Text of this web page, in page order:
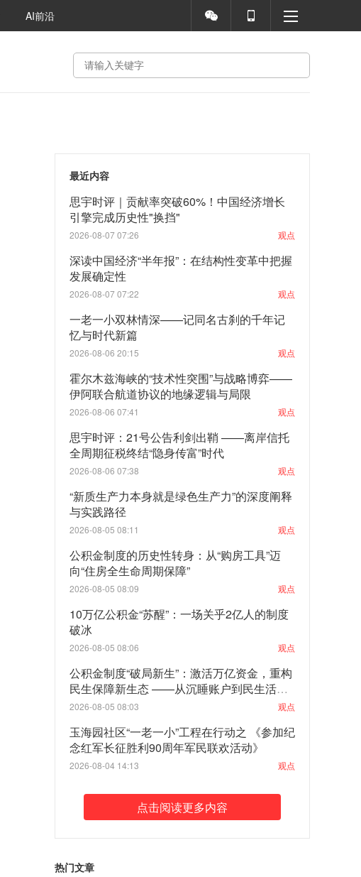
AI前沿
最近内容
思宇时评｜贡献率突破60%！中国经济增长
引擎完成历史性"换挡"
2026-08-07 07:26 观点
深读中国经济“半年报”：在结构性变革中把握
发展确定性
2026-08-07 07:22 观点
一老一小双林情深——记同名古刹的千年记
忆与时代新篇
2026-08-06 20:15 观点
霍尔木兹海峡的“技术性突围”与战略博弈——
伊阿联合航道协议的地缘逻辑与局限
2026-08-06 07:41 观点
思宇时评：21号公告利剑出鞘 ——离岸信托
全周期征税终结“隐身传富”时代
2026-08-06 07:38 观点
“新质生产力本身就是绿色生产力”的深度阐释
与实践路径
2026-08-05 08:11 观点
公积金制度的历史性转身：从“购房工具”迈
向“住房全生命周期保障”
2026-08-05 08:09 观点
10万亿公积金“苏醒”：一场关乎2亿人的制度
破冰
2026-08-05 08:06 观点
公积金制度“破局新生”：激活万亿资金，重构
民生保障新生态 ——从沉睡账户到民生活
水：一场关乎亿万家庭的制度性觉醒
2026-08-05 08:03 观点
玉海园社区“一老一小”工程在行动之 《参加纪
念红军长征胜利90周年军民联欢活动》
2026-08-04 14:13 观点
点击阅读更多内容
热门文章